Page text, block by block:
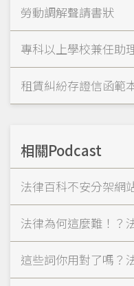
勞動調解聲請書狀
專科以上學校兼任助
租賃糾紛存證信函範
相關Podcast
法律百科不安分架網
法律為何這麼難！？
這些詞你用對了嗎？